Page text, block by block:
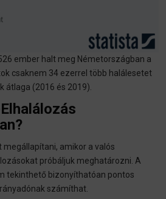
ember halt meg Németországban a
csaknem 34 ezerrel több halálesetet
átlaga (2016 és 2019).
amikor a valós
próbáljuk meghatározni. A
tekinthető bizonyíthatóan pontos
számíthat.